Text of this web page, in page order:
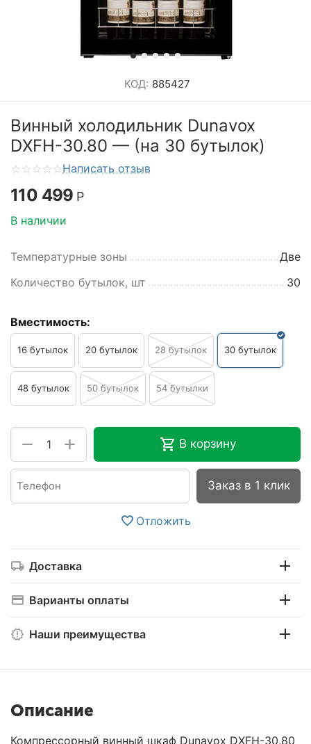
КОД: 885427
Винный холодильник Dunavox
DXFH-30.80 — (на 30 бутылок)
Написать отзыв
110 499 Р
В наличии
Температурные зоны
Две
Количество бутылок, шт
30
Вместимость:
16 бутылок 20 бутылок 28 бутылок 30 бутылок
48 бутылок 50 бутылок 54 бутылки
+
− В корзину
Заказ в 1 клик
Отложить
Доставка
Варианты оплаты
Наши преимущества
Описание
Компрессорный винный шкаф Dunavox DXFH-30.80